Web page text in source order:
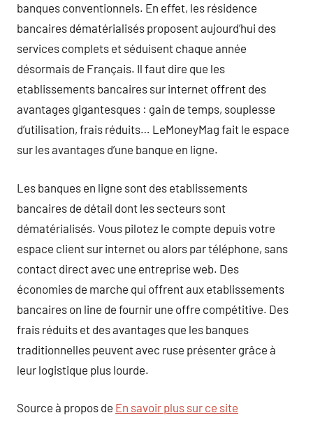
banques conventionnels. En effet, les résidence
bancaires dématérialisés proposent aujourd’hui des
services complets et séduisent chaque année
désormais de Français. Il faut dire que les
etablissements bancaires sur internet offrent des
avantages gigantesques : gain de temps, souplesse
d’utilisation, frais réduits… LeMoneyMag fait le espace
sur les avantages d’une banque en ligne.
Les banques en ligne sont des etablissements
bancaires de détail dont les secteurs sont
dématérialisés. Vous pilotez le compte depuis votre
espace client sur internet ou alors par téléphone, sans
contact direct avec une entreprise web. Des
économies de marche qui offrent aux etablissements
bancaires on line de fournir une offre compétitive. Des
frais réduits et des avantages que les banques
traditionnelles peuvent avec ruse présenter grâce à
leur logistique plus lourde.
Source à propos de En savoir plus sur ce site